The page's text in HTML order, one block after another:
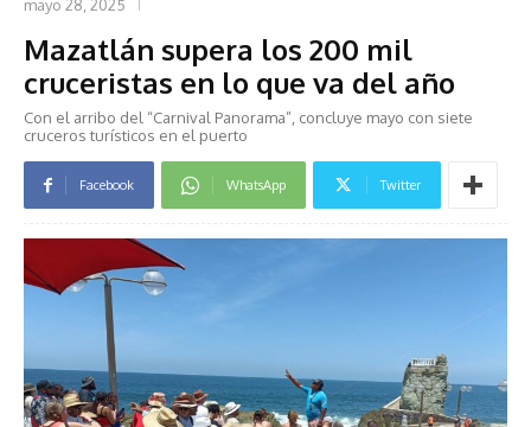
mayo 28, 2025
Mazatlán supera los 200 mil
cruceristas en lo que va del año
Con el arribo del “Carnival Panorama”, concluye mayo con siete
cruceros turísticos en el puerto
Facebook WhatsApp Twitter